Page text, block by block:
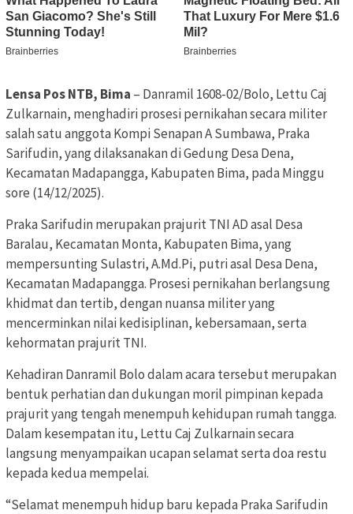
Lensa Pos NTB, Bima – Danramil 1608-02/Bolo, Lettu Caj
Zulkarnain, menghadiri prosesi pernikahan secara militer
salah satu anggota Kompi Senapan A Sumbawa, Praka
Sarifudin, yang dilaksanakan di Gedung Desa Dena,
Kecamatan Madapangga, Kabupaten Bima, pada Minggu
sore (14/12/2025).
Praka Sarifudin merupakan prajurit TNI AD asal Desa
Baralau, Kecamatan Monta, Kabupaten Bima, yang
mempersunting Sulastri, A.Md.Pi, putri asal Desa Dena,
Kecamatan Madapangga. Prosesi pernikahan berlangsung
khidmat dan tertib, dengan nuansa militer yang
mencerminkan nilai kedisiplinan, kebersamaan, serta
kehormatan prajurit TNI.
Kehadiran Danramil Bolo dalam acara tersebut merupakan
bentuk perhatian dan dukungan moril pimpinan kepada
prajurit yang tengah menempuh kehidupan rumah tangga.
Dalam kesempatan itu, Lettu Caj Zulkarnain secara
langsung menyampaikan ucapan selamat serta doa restu
kepada kedua mempelai.
“Selamat menempuh hidup baru kepada Praka Sarifudin